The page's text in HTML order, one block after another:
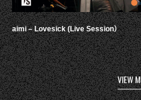
aimi – Lovesick (Live Session）
VIEW